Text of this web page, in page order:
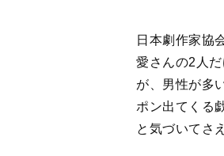
が、このプロ
た。クモ膜下
れから20年た
このプロジェ
す。